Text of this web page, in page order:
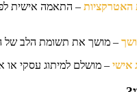
– התאמה אישית לפי
– מושך את תשומת הלב של
– מושלם למיתוג עסקי או